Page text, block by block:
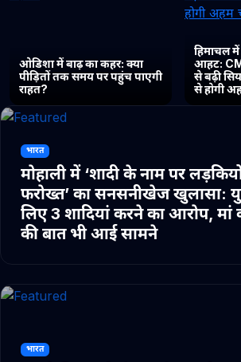
ओडिशा में बाढ़ का कहर: क्या
पीड़ितों तक समय पर पहुंच पाएगी
राहत?
हिमाचल में
आहट:
से बढ़ी
से होगी
भारत
मोहाली में ‘शादी के नाम पर
फरोख्त’ का सनसनीखेज खुलासा:
लिए 3 शादियां करने का आरोप, मां
की बात भी आई सामने
भारत